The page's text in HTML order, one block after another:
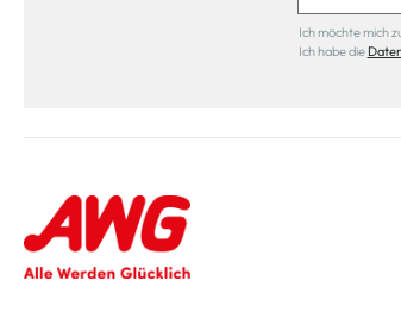
Ich möchte mich
Ich habe die